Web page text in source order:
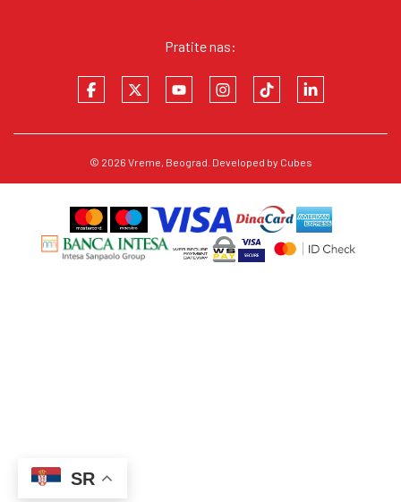
Pratite nas:
© 2026 Vreme, Beograd. Developed by Cubes
SR